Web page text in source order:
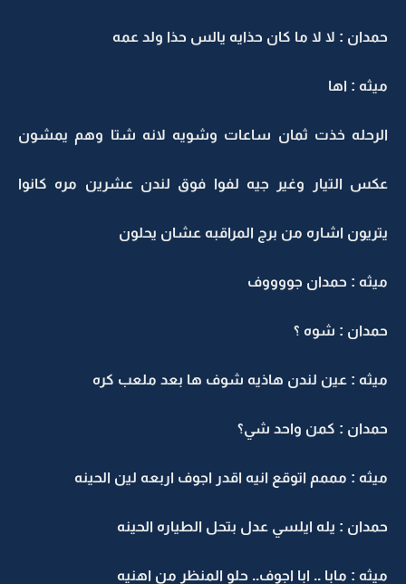
حمدان : لا لا ما كان حذايه يالس حذا ولد عمه
ميثه : اها
الرحله خذت ثمان ساعات وشويه لانه شتا وهم يمشون
عكس التيار وغير جيه لفوا فوق لندن عشرين مره كانوا
يتريون اشاره من برج المراقبه عشان يحلون
ميثه : حمدان جووووف
حمدان : شوه ؟
ميثه : عين لندن هاذيه شوف ها بعد ملعب كره
حمدان : كمن واحد شي؟
ميثه : مممم اتوقع انيه اقدر اجوف اربعه لين الحينه
حمدان : يله ايلسي عدل بتحل الطياره الحينه
ميثه : مابا .. ابا اجوف.. حلو المنظر من اهنيه